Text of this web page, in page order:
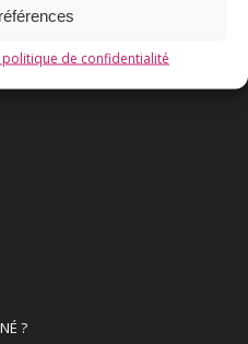
de confidentialité
?